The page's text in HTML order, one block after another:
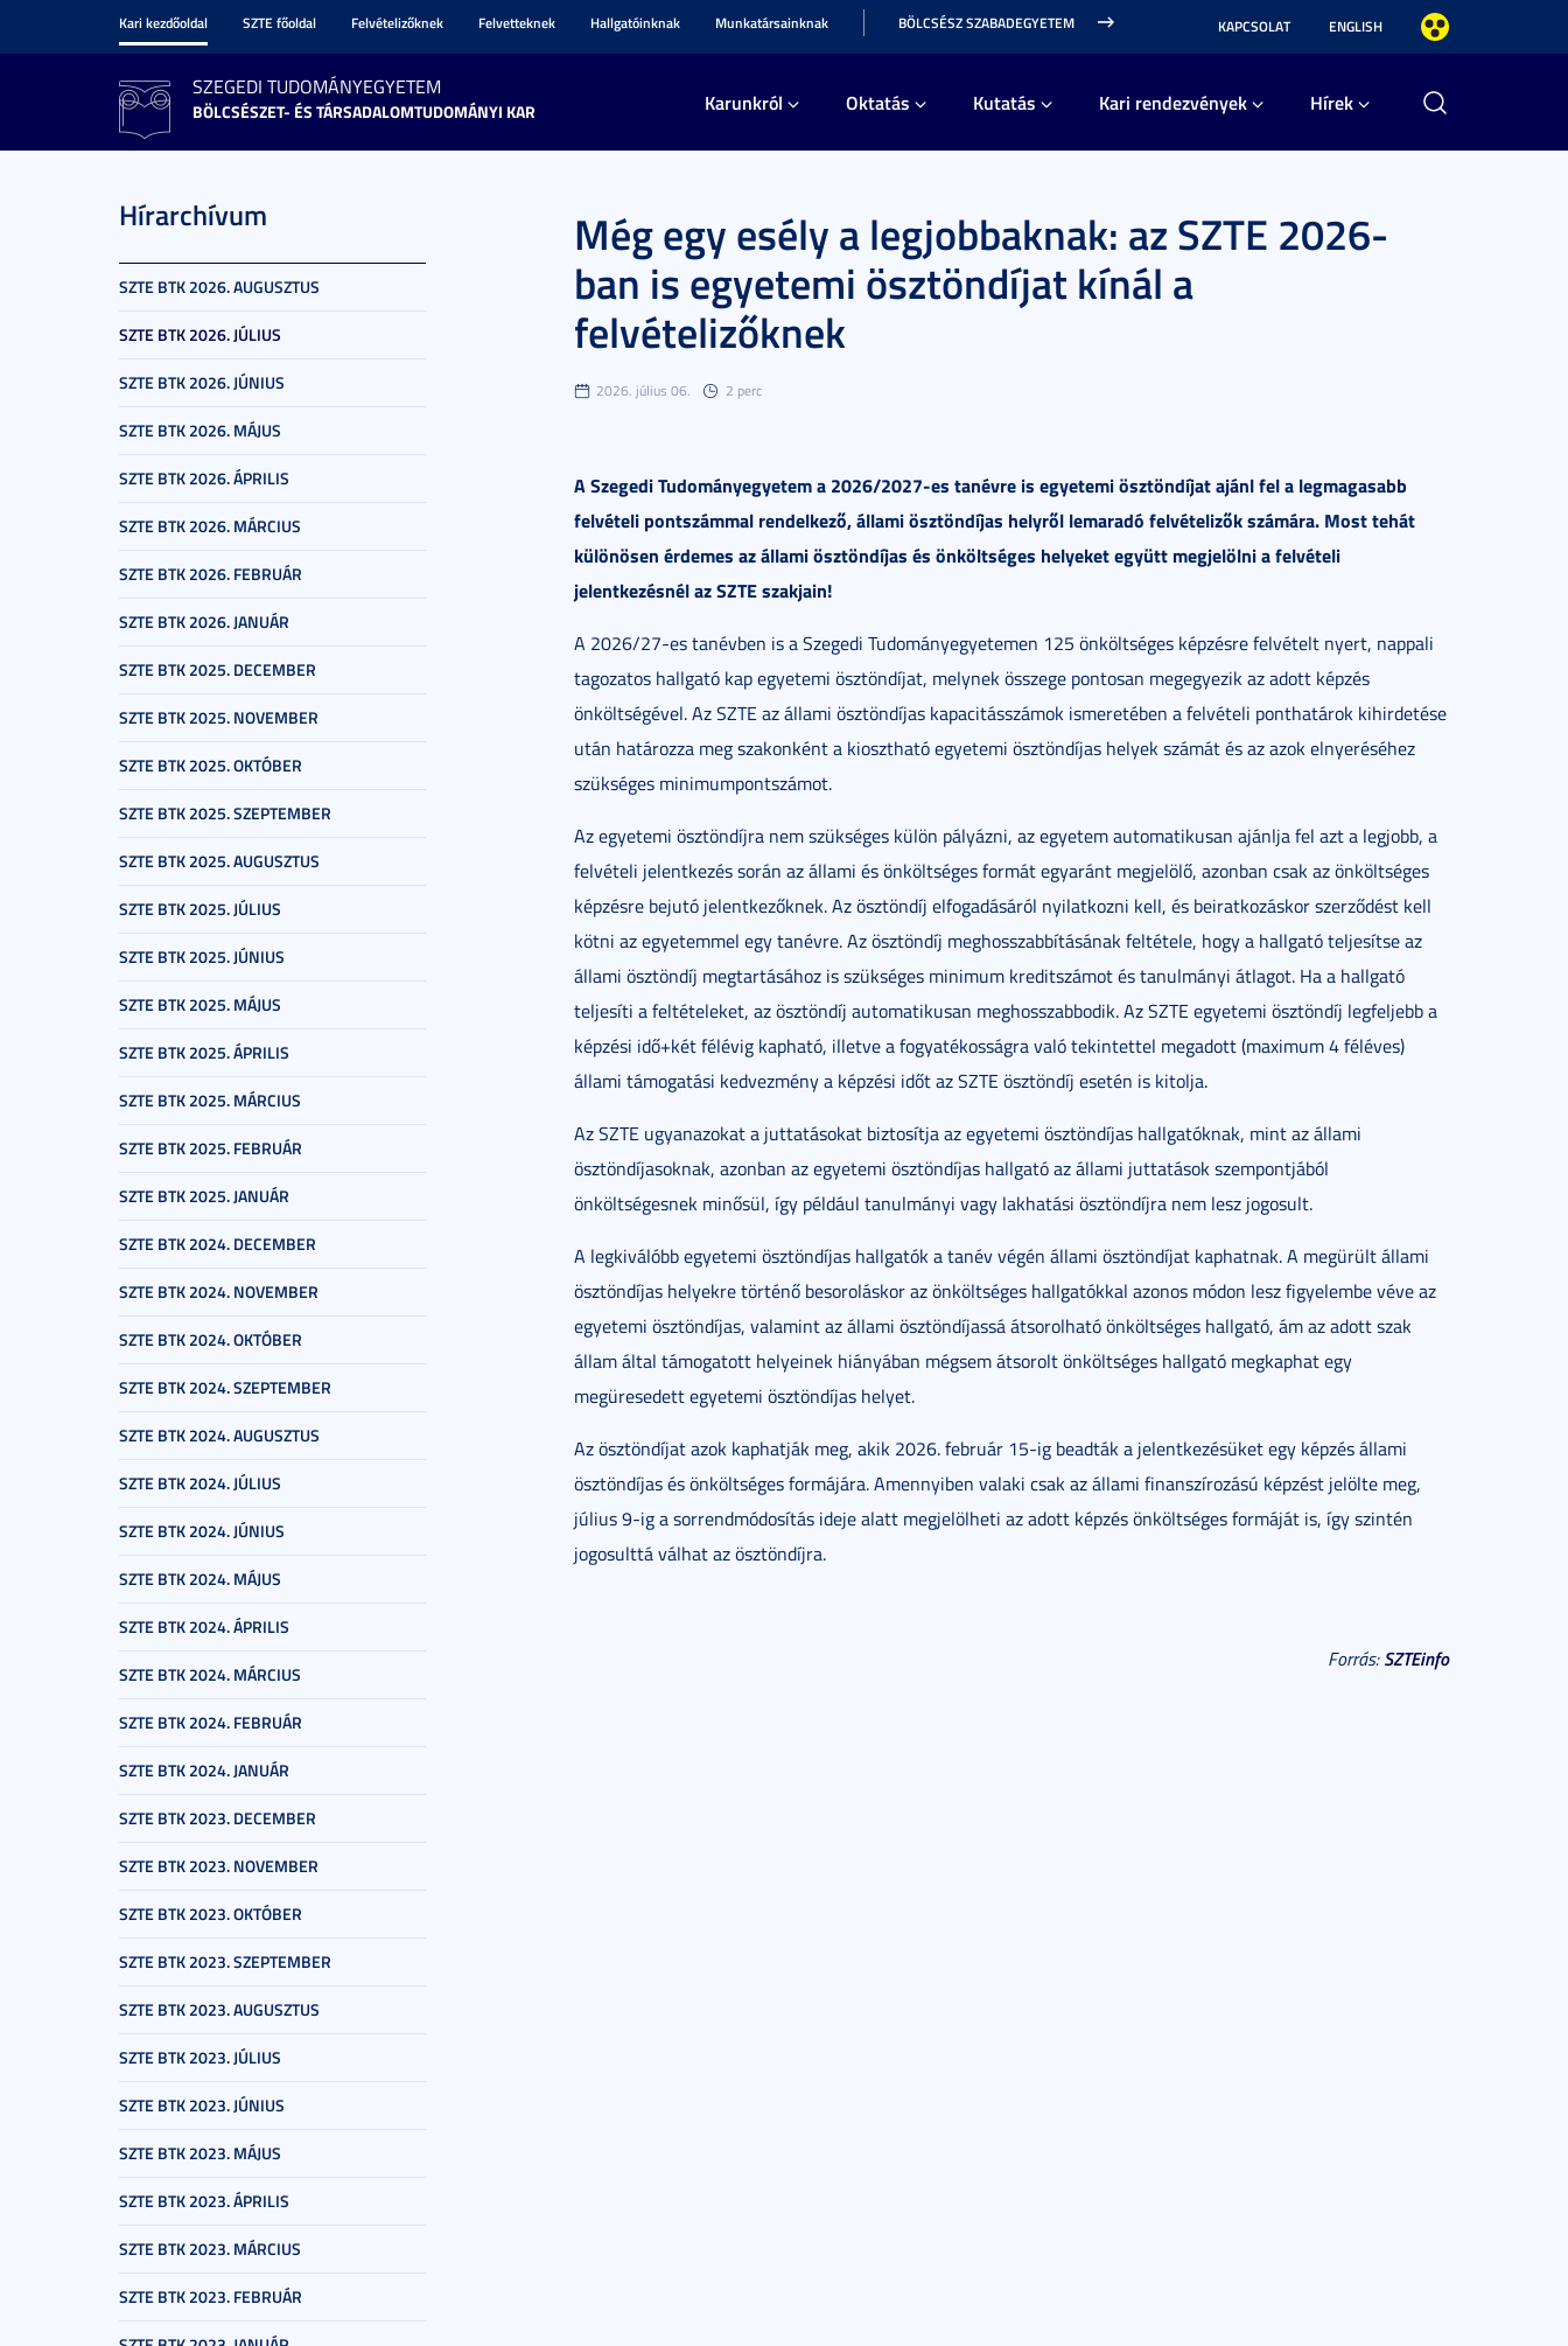
Kari kezdőoldal SZTE főoldal Felvételizőknek Felvetteknek Hallgatóinknak Munkatársainknak BÖLCSÉSZ SZABADEGYETEM KAPCSOLAT ENGLISH
SZEGEDI TUDOMÁNYEGYETEM
BÖLCSÉSZET- ÉS TÁRSADALOMTUDOMÁNYI KAR Karunkról Oktatás Kutatás Kari rendezvények Hírek
Hírarchívum
SZTE BTK 2026. AUGUSZTUS
SZTE BTK 2026. JÚLIUS
SZTE BTK 2026. JÚNIUS
SZTE BTK 2026. MÁJUS
SZTE BTK 2026. ÁPRILIS
SZTE BTK 2026. MÁRCIUS
SZTE BTK 2026. FEBRUÁR
SZTE BTK 2026. JANUÁR
SZTE BTK 2025. DECEMBER
SZTE BTK 2025. NOVEMBER
SZTE BTK 2025. OKTÓBER
SZTE BTK 2025. SZEPTEMBER
SZTE BTK 2025. AUGUSZTUS
SZTE BTK 2025. JÚLIUS
SZTE BTK 2025. JÚNIUS
SZTE BTK 2025. MÁJUS
SZTE BTK 2025. ÁPRILIS
SZTE BTK 2025. MÁRCIUS
SZTE BTK 2025. FEBRUÁR
SZTE BTK 2025. JANUÁR
SZTE BTK 2024. DECEMBER
SZTE BTK 2024. NOVEMBER
SZTE BTK 2024. OKTÓBER
SZTE BTK 2024. SZEPTEMBER
SZTE BTK 2024. AUGUSZTUS
SZTE BTK 2024. JÚLIUS
SZTE BTK 2024. JÚNIUS
SZTE BTK 2024. MÁJUS
SZTE BTK 2024. ÁPRILIS
SZTE BTK 2024. MÁRCIUS
SZTE BTK 2024. FEBRUÁR
SZTE BTK 2024. JANUÁR
SZTE BTK 2023. DECEMBER
SZTE BTK 2023. NOVEMBER
SZTE BTK 2023. OKTÓBER
SZTE BTK 2023. SZEPTEMBER
SZTE BTK 2023. AUGUSZTUS
SZTE BTK 2023. JÚLIUS
SZTE BTK 2023. JÚNIUS
SZTE BTK 2023. MÁJUS
SZTE BTK 2023. ÁPRILIS
SZTE BTK 2023. MÁRCIUS
SZTE BTK 2023. FEBRUÁR
Még egy esély a legjobbaknak: az SZTE 2026-
ban is egyetemi ösztöndíjat kínál a
felvételizőknek
2026. július 06. 2 perc
A Szegedi Tudományegyetem a 2026/2027-es tanévre is egyetemi ösztöndíjat ajánl fel a legmagasabb
felvételi pontszámmal rendelkező, állami ösztöndíjas helyről lemaradó felvételizők számára. Most tehát
különösen érdemes az állami ösztöndíjas és önköltséges helyeket együtt megjelölni a felvételi
jelentkezésnél az SZTE szakjain!
A 2026/27-es tanévben is a Szegedi Tudományegyetemen 125 önköltséges képzésre felvételt nyert, nappali
tagozatos hallgató kap egyetemi ösztöndíjat, melynek összege pontosan megegyezik az adott képzés
önköltségével. Az SZTE az állami ösztöndíjas kapacitásszámok ismeretében a felvételi ponthatárok kihirdetése
után határozza meg szakonként a kiosztható egyetemi ösztöndíjas helyek számát és az azok elnyeréséhez
szükséges minimumpontszámot.
Az egyetemi ösztöndíjra nem szükséges külön pályázni, az egyetem automatikusan ajánlja fel azt a legjobb, a
felvételi jelentkezés során az állami és önköltséges formát egyaránt megjelölő, azonban csak az önköltséges
képzésre bejutó jelentkezőknek. Az ösztöndíj elfogadásáról nyilatkozni kell, és beiratkozáskor szerződést kell
kötni az egyetemmel egy tanévre. Az ösztöndíj meghosszabbításának feltétele, hogy a hallgató teljesítse az
állami ösztöndíj megtartásához is szükséges minimum kreditszámot és tanulmányi átlagot. Ha a hallgató
teljesíti a feltételeket, az ösztöndíj automatikusan meghosszabbodik. Az SZTE egyetemi ösztöndíj legfeljebb a
képzési idő+két félévig kapható, illetve a fogyatékosságra való tekintettel megadott (maximum 4 féléves)
állami támogatási kedvezmény a képzési időt az SZTE ösztöndíj esetén is kitolja.
Az SZTE ugyanazokat a juttatásokat biztosítja az egyetemi ösztöndíjas hallgatóknak, mint az állami
ösztöndíjasoknak, azonban az egyetemi ösztöndíjas hallgató az állami juttatások szempontjából
önköltségesnek minősül, így például tanulmányi vagy lakhatási ösztöndíjra nem lesz jogosult.
A legkiválóbb egyetemi ösztöndíjas hallgatók a tanév végén állami ösztöndíjat kaphatnak. A megürült állami
ösztöndíjas helyekre történő besoroláskor az önköltséges hallgatókkal azonos módon lesz figyelembe véve az
egyetemi ösztöndíjas, valamint az állami ösztöndíjassá átsorolható önköltséges hallgató, ám az adott szak
állam által támogatott helyeinek hiányában mégsem átsorolt önköltséges hallgató megkaphat egy
megüresedett egyetemi ösztöndíjas helyet.
Az ösztöndíjat azok kaphatják meg, akik 2026. február 15-ig beadták a jelentkezésüket egy képzés állami
ösztöndíjas és önköltséges formájára. Amennyiben valaki csak az állami finanszírozású képzést jelölte meg,
július 9-ig a sorrendmódosítás ideje alatt megjelölheti az adott képzés önköltséges formáját is, így szintén
jogosulttá válhat az ösztöndíjra.
Forrás:SZTEinfo